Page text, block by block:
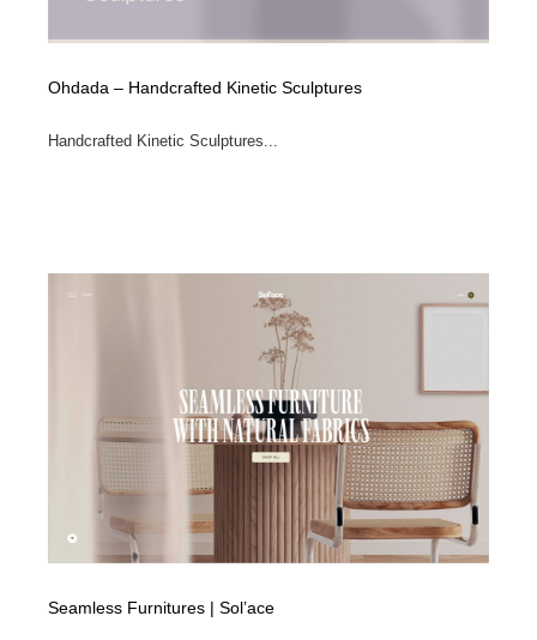
Ohdada – Handcrafted Kinetic Sculptures
Handcrafted Kinetic Sculptures...
Seamless Furnitures | Sol’ace